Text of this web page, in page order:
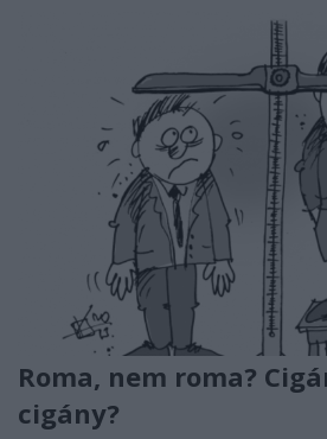
Roma, nem roma?
cigány?